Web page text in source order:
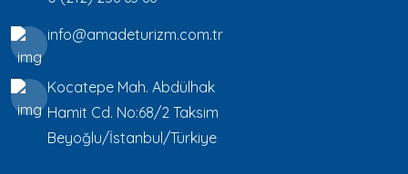
info@amadeturizm.com.tr
Kocatepe Mah. Abdülhak
Hamit Cd. No:68/2 Taksim
Beyoğlu/İstanbul/Türkiye